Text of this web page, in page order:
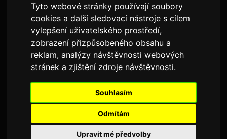
Tyto webové stránky používají soubory
cookies a další sledovací nástroje s cílem
vylepšení uživatelského prostředí,
zobrazení přizpůsobeného obsahu a
reklam, analýzy návštěvnosti webových
stránek a zjištění zdroje návštěvnosti.
Souhlasím
Odmítám
Upravit mé předvolby
Akrij
Ahoj, hledám někoho fajn